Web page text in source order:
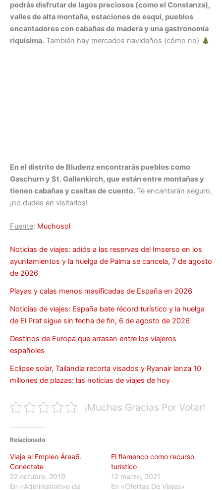
podrás disfrutar de lagos preciosos (como el Constanza),
valles de alta montaña, estaciones de esquí, pueblos
encantadores con cabañas de madera y una gastronomía
riquísima. También hay mercados navideños (cómo no)
En el distrito de Bludenz encontrarás pueblos como
Gaschurn y St. Gallenkirch, que están entre montañas y
tienen cabañas y casitas de cuento. Te encantarán seguro,
¡no dudes en visitarlos!
Fuente: Muchosol
Noticias de viajes: adiós a las reservas del Imserso en los
ayuntamientos y la huelga de Palma se cancela, 7 de agosto
de 2026
Playas y calas menos masificadas de España en 2026
Noticias de viajes: España bate récord turístico y la huelga
de El Prat sigue sin fecha de fin, 6 de agosto de 2026
Destinos de Europa que arrasan entre los viajeros
españoles
Eclipse solar, Tailandia recorta visados y Ryanair lanza 10
millones de plazas: las noticias de viajes de hoy
¡Muchas Gracias Por Votar!
Relacionado
Viaje al Empleo Área6.
Conéctate
22 octubre, 2019
En «Administrativo de
El flamenco como recurso
turístico
12 marzo, 2021
En «Ofertas De Viajes»